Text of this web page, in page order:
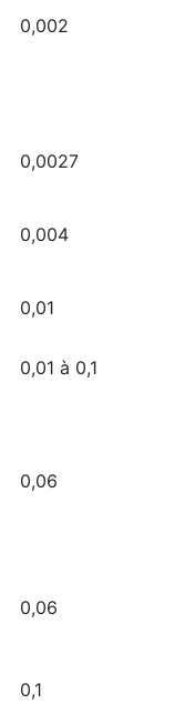
0,002
0,0027
0,004
0,01
0,01 à 0,1
0,06
0,06
0,1